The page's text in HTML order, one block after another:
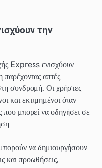
την
Express ενισχύουν
παρέχοντας απτές
συνδρομή. Οι χρήστες
και εκτιμημένοι όταν
που μπορεί να οδηγήσει σε
να δημιουργήσουν
και προωθήσεις,